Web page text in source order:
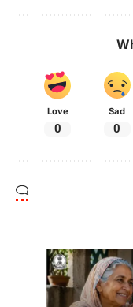
Love
0
Sad
0